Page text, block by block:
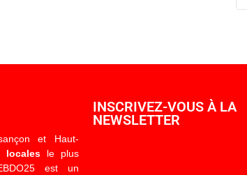
et Haut-
localesle plus
est un
INSCRIVEZ-VOUS À LA
NEWSLETTER